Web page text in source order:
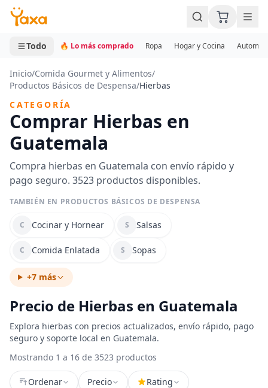
MINI CARRITO
0 productos
Todo 🔥 Lo más comprado Ropa Hogar y Cocina
Inicio/Comida Gourmet y Alimentos/
Productos Básicos de Despensa/Hierbas
CATEGORÍA
Comprar Hierbas en
Guatemala
Compra hierbas en Guatemala con envío rápido y
pago seguro. 3523 productos disponibles.
TAMBIÉN EN PRODUCTOS BÁSICOS DE DESPENSA
C Cocinar y Hornear S Salsas
C Comida Enlatada S Sopas
+7 más
Precio de Hierbas en Guatemala
Explora hierbas con precios actualizados, envío rápido, pago
seguro y soporte local en Guatemala.
Mostrando 1 a 16 de 3523 productos
Ordenar Precio
Rating